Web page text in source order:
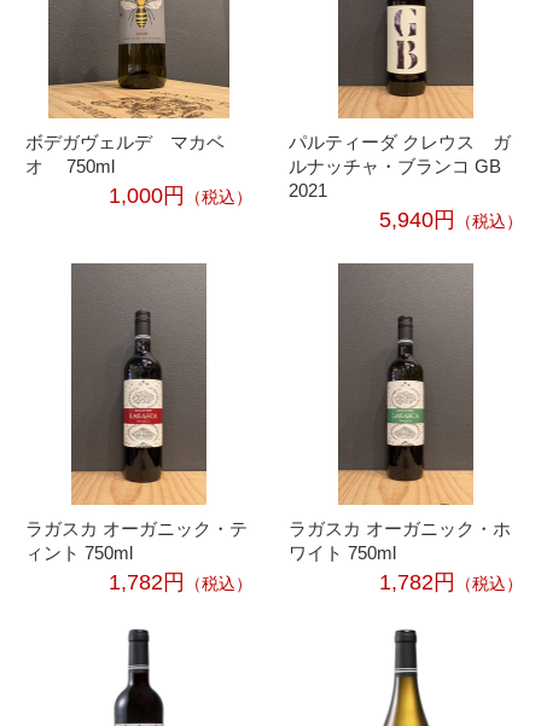
ボデガヴェルデ マカベ
オ 750ml
1,000円 （税込）
パルティーダ クレウス ガ
ルナッチャ・ブランコ GB
2021
5,940円 （税込）
ラガスカ オーガニック・テ
ィント 750ml
1,782円 （税込）
ラガスカ オーガニック・ホ
ワイト 750ml
1,782円 （税込）